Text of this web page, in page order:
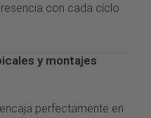
con cada ciclo
y montajes
encaja perfectamente en